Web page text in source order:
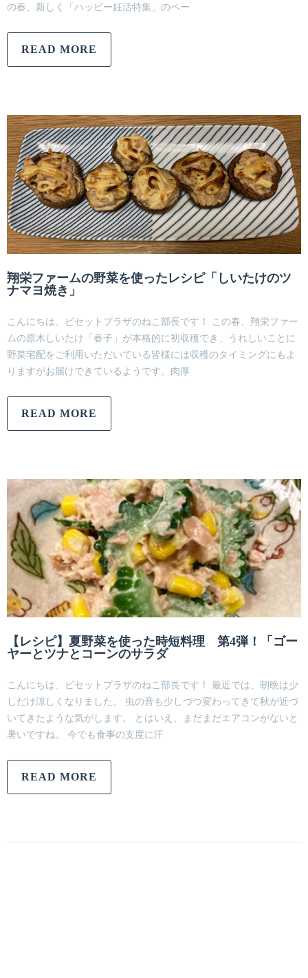
の春、新しく「ハッピー妊活特集」のペー
READ MORE
翔栄ファームの野菜を使ったレシピ「しいたけのツ
ナマヨ焼き」
こんにちは、ビセットプラザのねこ部長です！ この春、翔栄ファー
ムの原木しいたけ「春子」が本格的に初収穫でき、うれしいことに
野菜宅配をご利用いただいている皆様には収穫のタイミングにもよ
りますがお届けできているようです。肉厚
READ MORE
【レシピ】夏野菜を使った時短料理 第4弾！「ゴー
ヤーとツナとコーンのサラダ
こんにちは、ビセットプラザのねこ部長です！ 最近では、朝晩は少
しだけ涼しくなりました。 虫の音も少しづつ変わってきて秋が近づ
いてきたような気がします。 とはいえ、まだまだエアコンがないと
暑いですね。 今でも食事の支度に汗
READ MORE